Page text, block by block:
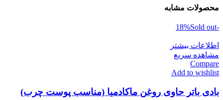
محصولات مشابه
-18%
Sold out
اطلاعات بیشتر
مشاهده سریع
Compare
Add to wishlist
بادی باتر حاوی روغن ماکادمیا (مناسب پوست چرب)